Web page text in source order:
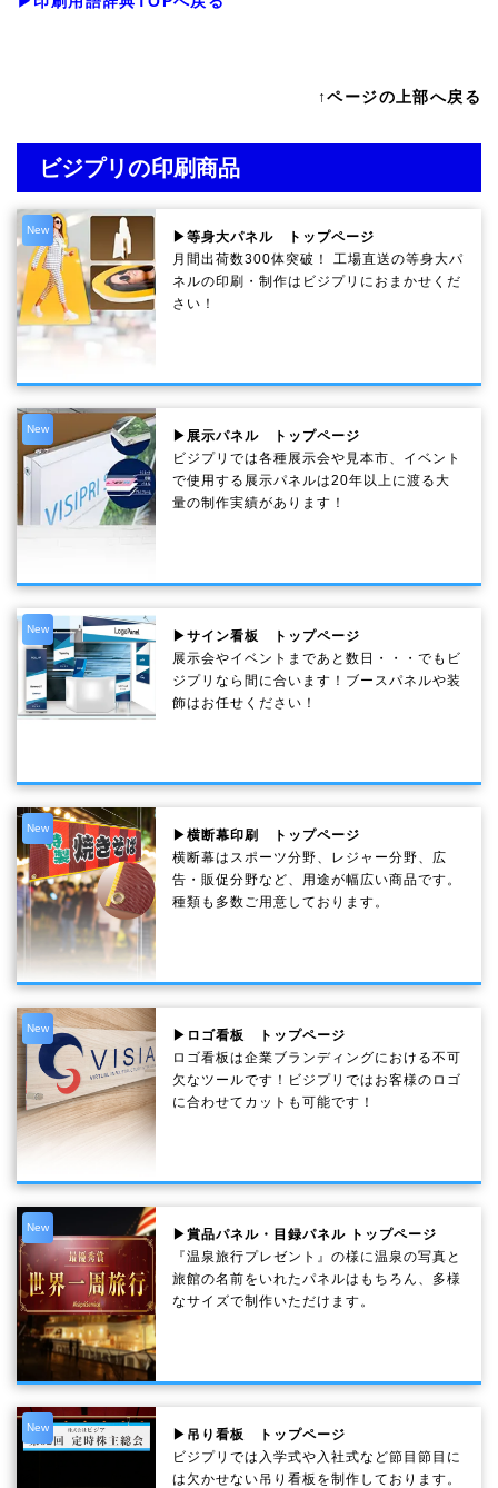
↑ページの上部へ戻る
ビジプリの印刷商品
New
▶等身大パネル トップページ
月間出荷数300体突破！ 工場直送の等身大パ
ネルの印刷・制作は ビジプリ におまかせくだ
さい！
New
▶展示パネル トップページ
ビジプリでは各種展示会や見本市、イベント
で使用する展示パネルは20年以上に渡る大
量の制作実績があります！
New
▶サイン看板 トップページ
展示会やイベントまであと数日・・・でもビ
ジプリなら間に合います！ブースパネルや装
飾はお任せください！
New
▶横断幕印刷 トップページ
横断幕はスポーツ分野、レジャー分野、広
告・販促分野など、用途が幅広い商品です。
種類も多数ご用意しております。
New
▶ロゴ看板 トップページ
ロゴ看板は企業ブランディングにおける不可
欠なツールです！ビジプリではお客様のロゴ
に合わせてカットも可能です！
New
▶賞品パネル・目録パネル トップページ
『温泉旅行プレゼント』の様に温泉の写真と
旅館の名前をいれたパネルはもちろん、多様
なサイズで制作いただけます。
New
▶吊り看板 トップページ
ビジプリでは入学式や入社式など節目節目に
は欠かせない吊り看板を制作しております。